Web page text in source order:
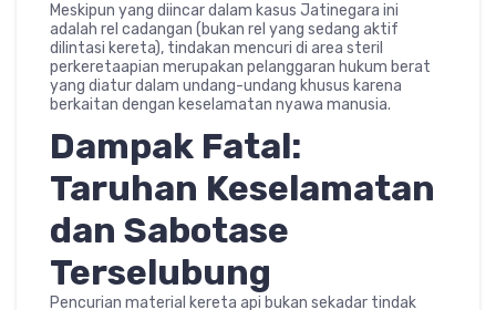
Meskipun yang diincar dalam kasus Jatinegara ini
adalah rel cadangan (bukan rel yang sedang aktif
dilintasi kereta), tindakan mencuri di area steril
perkeretaapian merupakan pelanggaran hukum berat
yang diatur dalam undang-undang khusus karena
berkaitan dengan keselamatan nyawa manusia.
Dampak Fatal:
Taruhan Keselamatan
dan Sabotase
Terselubung
Pencurian material kereta api bukan sekadar tindak